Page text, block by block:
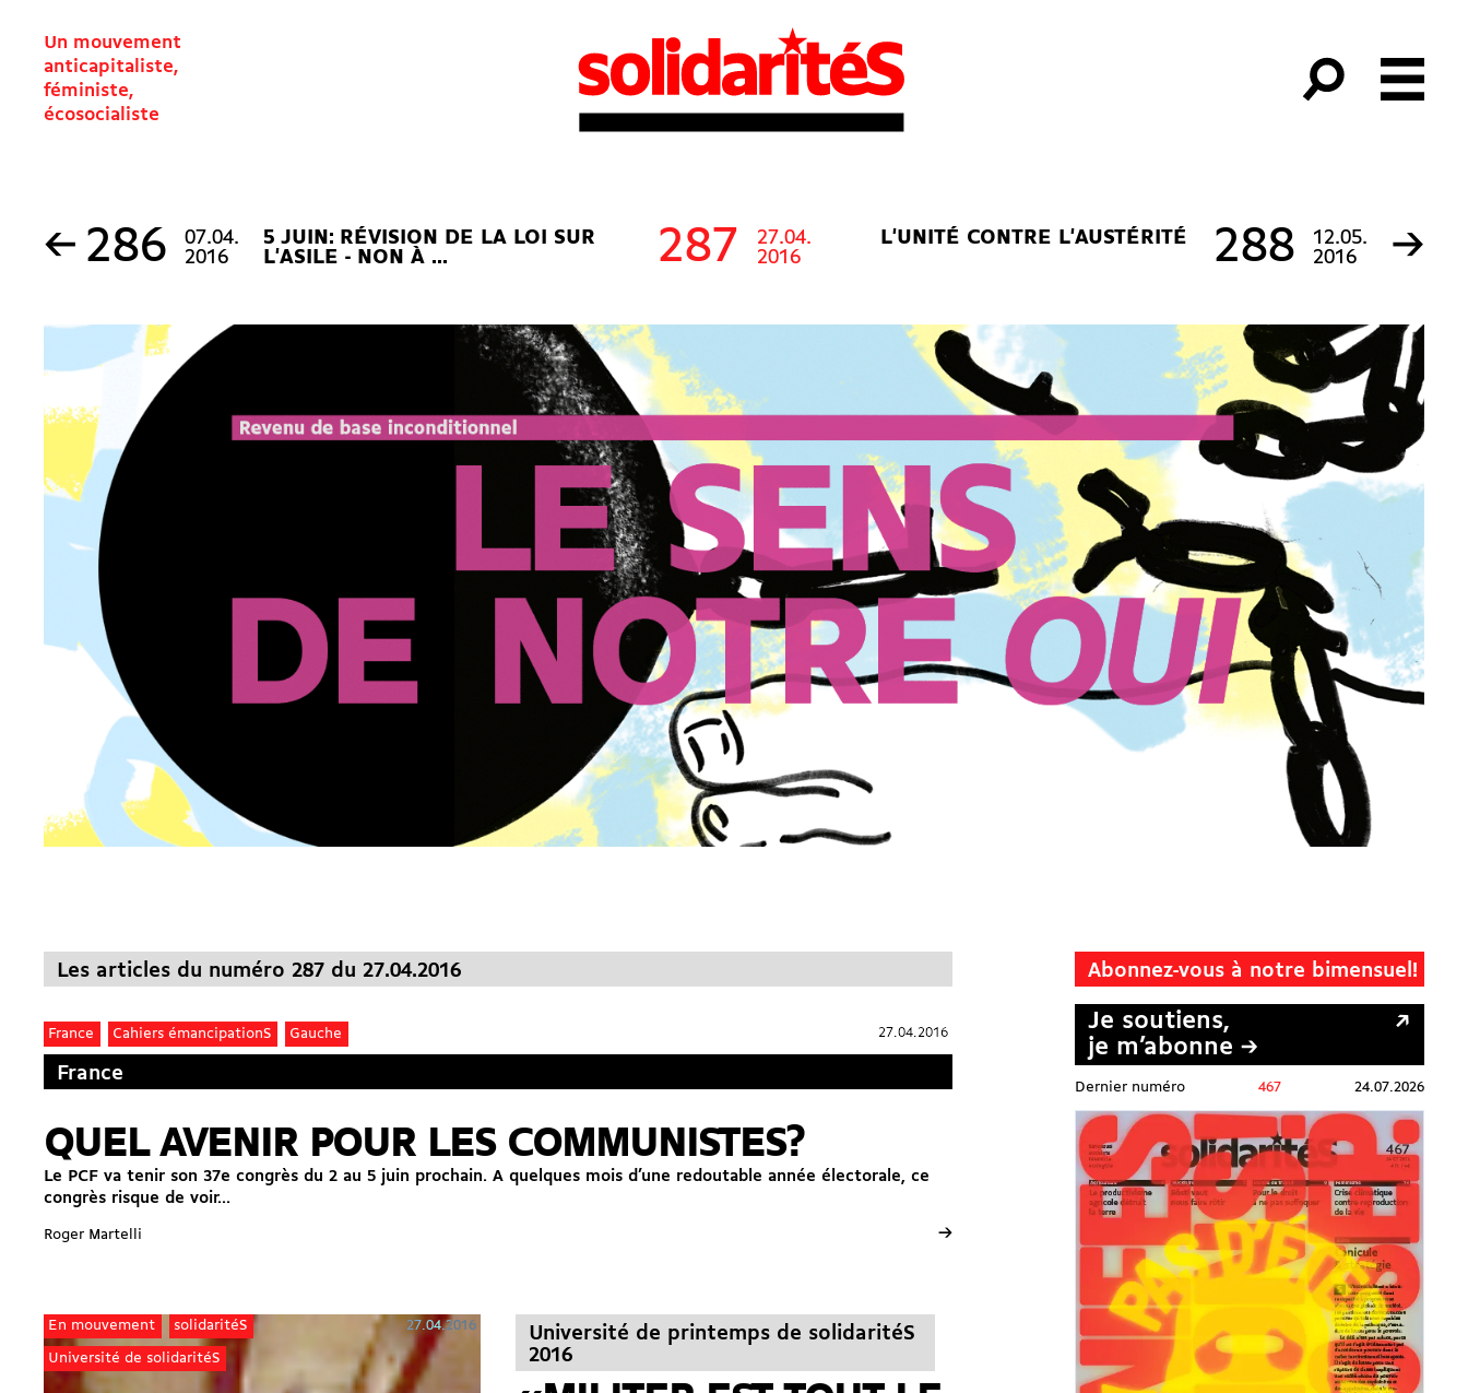
Un mouvement
anticapitaliste,
féministe,
écosocialiste
← 286
07.04.
2016
5 JUIN: RÉVISION DE LA LOI SUR
L'ASILE - NON À ...
287
27.04.
2016
L'UNITÉ CONTRE L'AUSTÉRITÉ 288
12.05.
2016
→
Les articles du numéro 287 du 27.04.2016
27.04.2016
France Cahiers émancipationS Gauche 27.04.2016
France
QUEL AVENIR POUR LES COMMUNISTES?
Le PCF va tenir son 37e congrès du 2 au 5 juin prochain. A quelques mois d’une redoutable année électorale, ce
congrès risque de voir...
Roger Martelli →
En mouvement
solidaritéS
Université de solidaritéS
27.04.2016
Université de printemps de solidaritéS
2016
Abonnez-vous à notre bimensuel!
Je soutiens,
je m’abonne →
Dernier numéro 467 24.07.2026